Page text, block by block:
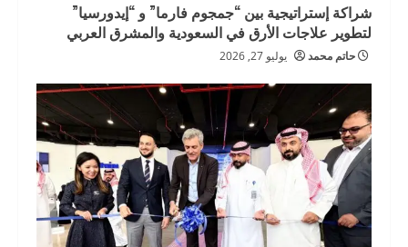
شراكة إستراتيجية بين “جمجوم فارما” و “إيدورسيا”
لتطوير علاجات الأرق في السعودية والمشرق العربي
حاتم محمد يوليو 27, 2026